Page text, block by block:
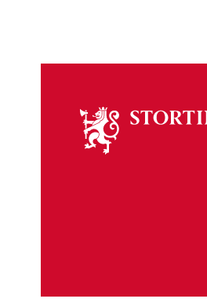
stortinget